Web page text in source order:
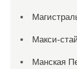
Макси-
Манская